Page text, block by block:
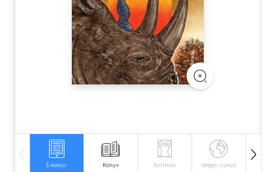
Szótár, nyelvkönyv
Tankönyv, segédkönyv
Társadalomtudomány
Természettudomány
E-könyv Könyv Antikvár Idegen nyelvű